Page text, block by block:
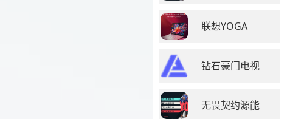
联想YOGA
钻石豪门电视
无畏契约源能